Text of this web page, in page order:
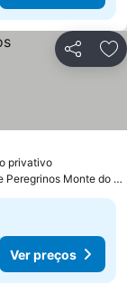
Partilhar
privativo
a 0.5 km de Albergue de Peregrinos Monte do Gozo
Ver preços